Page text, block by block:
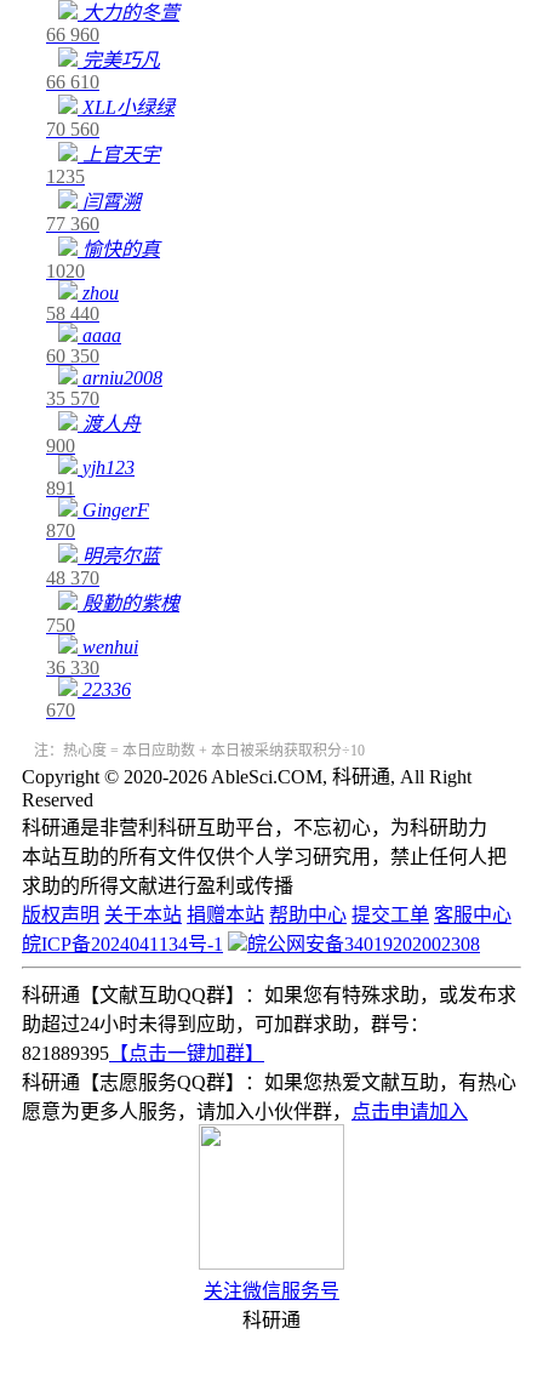
大力的冬萱
66 960
完美巧凡
66 610
XLL小绿绿
70 560
上官天宇
1235
闫霄溯
77 360
愉快的真
1020
zhou
58 440
aaaa
60 350
arniu2008
35 570
渡人舟
900
yjh123
891
GingerF
870
明亮尔蓝
48 370
殷勤的紫槐
750
wenhui
36 330
22336
670
注：热心度 = 本日应助数 + 本日被采纳获取积分÷10
Copyright © 2020-2026 AbleSci.COM, 科研通, All Right
Reserved
科研通是非营利科研互助平台，不忘初心，为科研助力
本站互助的所有文件仅供个人学习研究用，禁止任何人把
求助的所得文献进行盈利或传播
版权声明 关于本站 捐赠本站 帮助中心 提交工单 客服中心
皖ICP备2024041134号-1
皖公网安备34019202002308
科研通【文献互助QQ群】：如果您有特殊求助，或发布求
助超过24小时未得到应助，可加群求助，群号：
821889395 【点击一键加群】
科研通【志愿服务QQ群】：如果您热爱文献互助，有热心
愿意为更多人服务，请加入小伙伴群，
点击申请加入
关注微信服务号
科研通